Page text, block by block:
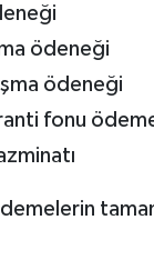
ödeneği
ödeneği
fonu